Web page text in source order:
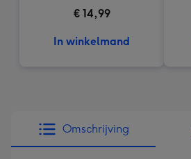
€ 14,99
In winkelmand
Omschrijving